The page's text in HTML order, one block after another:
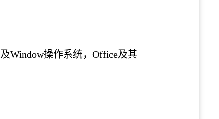
Window操作系统，Office及其